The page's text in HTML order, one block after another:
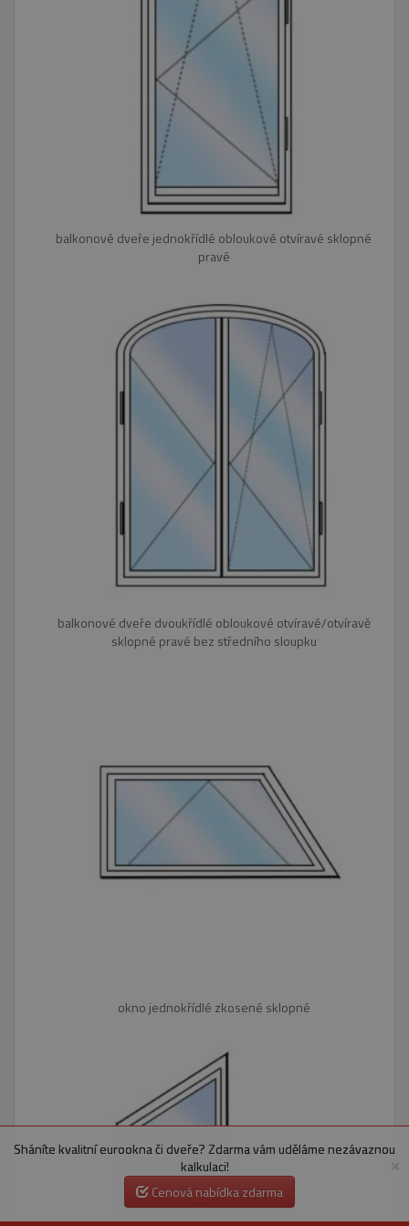
balkonové dveře jednokřídlé obloukové otvíravé sklopné
pravé
balkonové dveře dvoukřídlé obloukové otvíravé/otvíravě
sklopné pravé bez středního sloupku
okno jednokřídlé zkosené sklopné
×
Sháníte kvalitní eurookna či dveře? Zdarma vám uděláme nezávaznou
kalkulaci!
Cenová nabídka zdarma